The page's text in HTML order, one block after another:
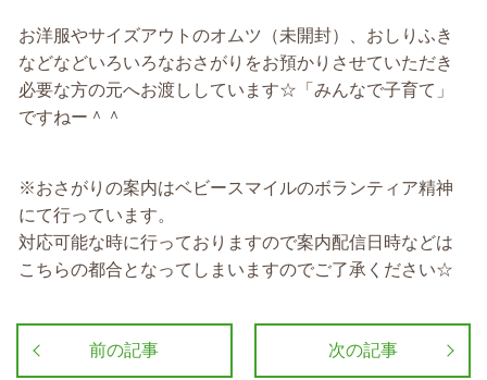
お洋服やサイズアウトのオムツ（未開封）、おしりふき
などなどいろいろなおさがりをお預かりさせていただき
必要な方の元へお渡ししています☆「みんなで子育て」
ですねー＾＾
※おさがりの案内はベビースマイルのボランティア精神
にて行っています。
対応可能な時に行っておりますので案内配信日時などは
こちらの都合となってしまいますのでご了承ください☆
前の記事 次の記事